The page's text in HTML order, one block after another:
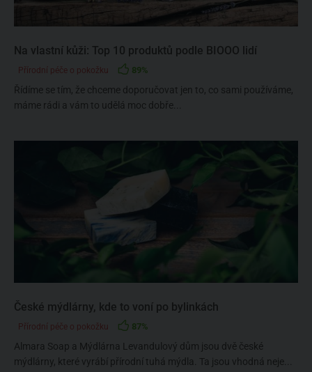
Na vlastní kůži: Top 10 produktů podle BIOOO lidí
Přírodní péče o pokožku 89%
Řídíme se tím, že chceme doporučovat jen to, co sami používáme,
máme rádi a vám to udělá moc dobře...
České mýdlárny, kde to voní po bylinkách
Přírodní péče o pokožku 87%
Almara Soap a Mýdlárna Levandulový dům jsou dvě české
mýdlárny, které vyrábí přírodní tuhá mýdla. Ta jsou vhodná neje...